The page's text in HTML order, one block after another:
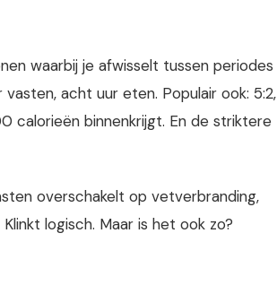
waarbij je afwisselt tussen periodes
acht uur eten. Populair ook: 5:2,
calorieën binnenkrijgt. En de striktere
overschakelt op vetverbranding,
logisch. Maar is het ook zo?